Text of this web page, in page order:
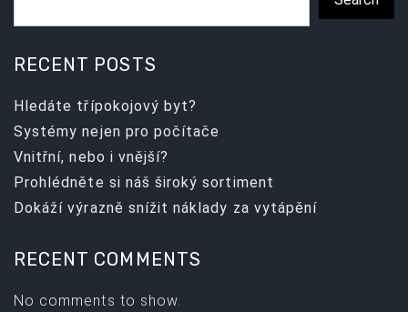
RECENT POSTS
Hledáte třípokojový byt?
Systémy nejen pro počítače
Vnitřní, nebo i vnější?
Prohlédněte si náš široký sortiment
Dokáží výrazně snížit náklady za vytápění
RECENT COMMENTS
No comments to show.